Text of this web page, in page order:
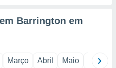
Barrington em
Março Abril Maio Junho